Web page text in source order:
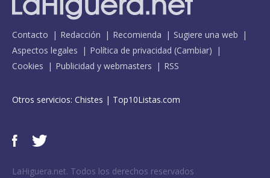
Contacto Redacción Recomienda
Sugiere una web
Aspectos legales
Política de privacidad (Cambiar)
Cookies
Publicidad y webmasters RSS
Otros servicios: Chistes | Top10Listas.com
LaHiguera.net. Todos los derechos reservados